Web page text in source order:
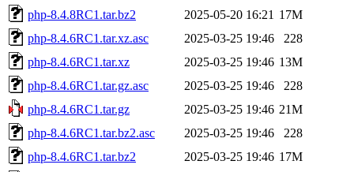
php-8.4.8RC1.tar.bz2
2025-05-20 16:21 17M
php-8.4.6RC1.tar.xz.asc
2025-03-25 19:46
228
php-8.4.6RC1.tar.xz
2025-03-25 19:46 13M
php-8.4.6RC1.tar.gz.asc
2025-03-25 19:46
228
php-8.4.6RC1.tar.gz
2025-03-25 19:46 21M
php-8.4.6RC1.tar.bz2.asc
2025-03-25 19:46
228
php-8.4.6RC1.tar.bz2
2025-03-25 19:46 17M